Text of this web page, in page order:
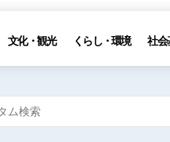
文化・観光 くらし・環境 社会